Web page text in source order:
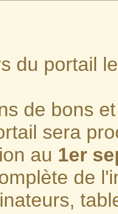
du portail
de bons
sera
au 1er
de